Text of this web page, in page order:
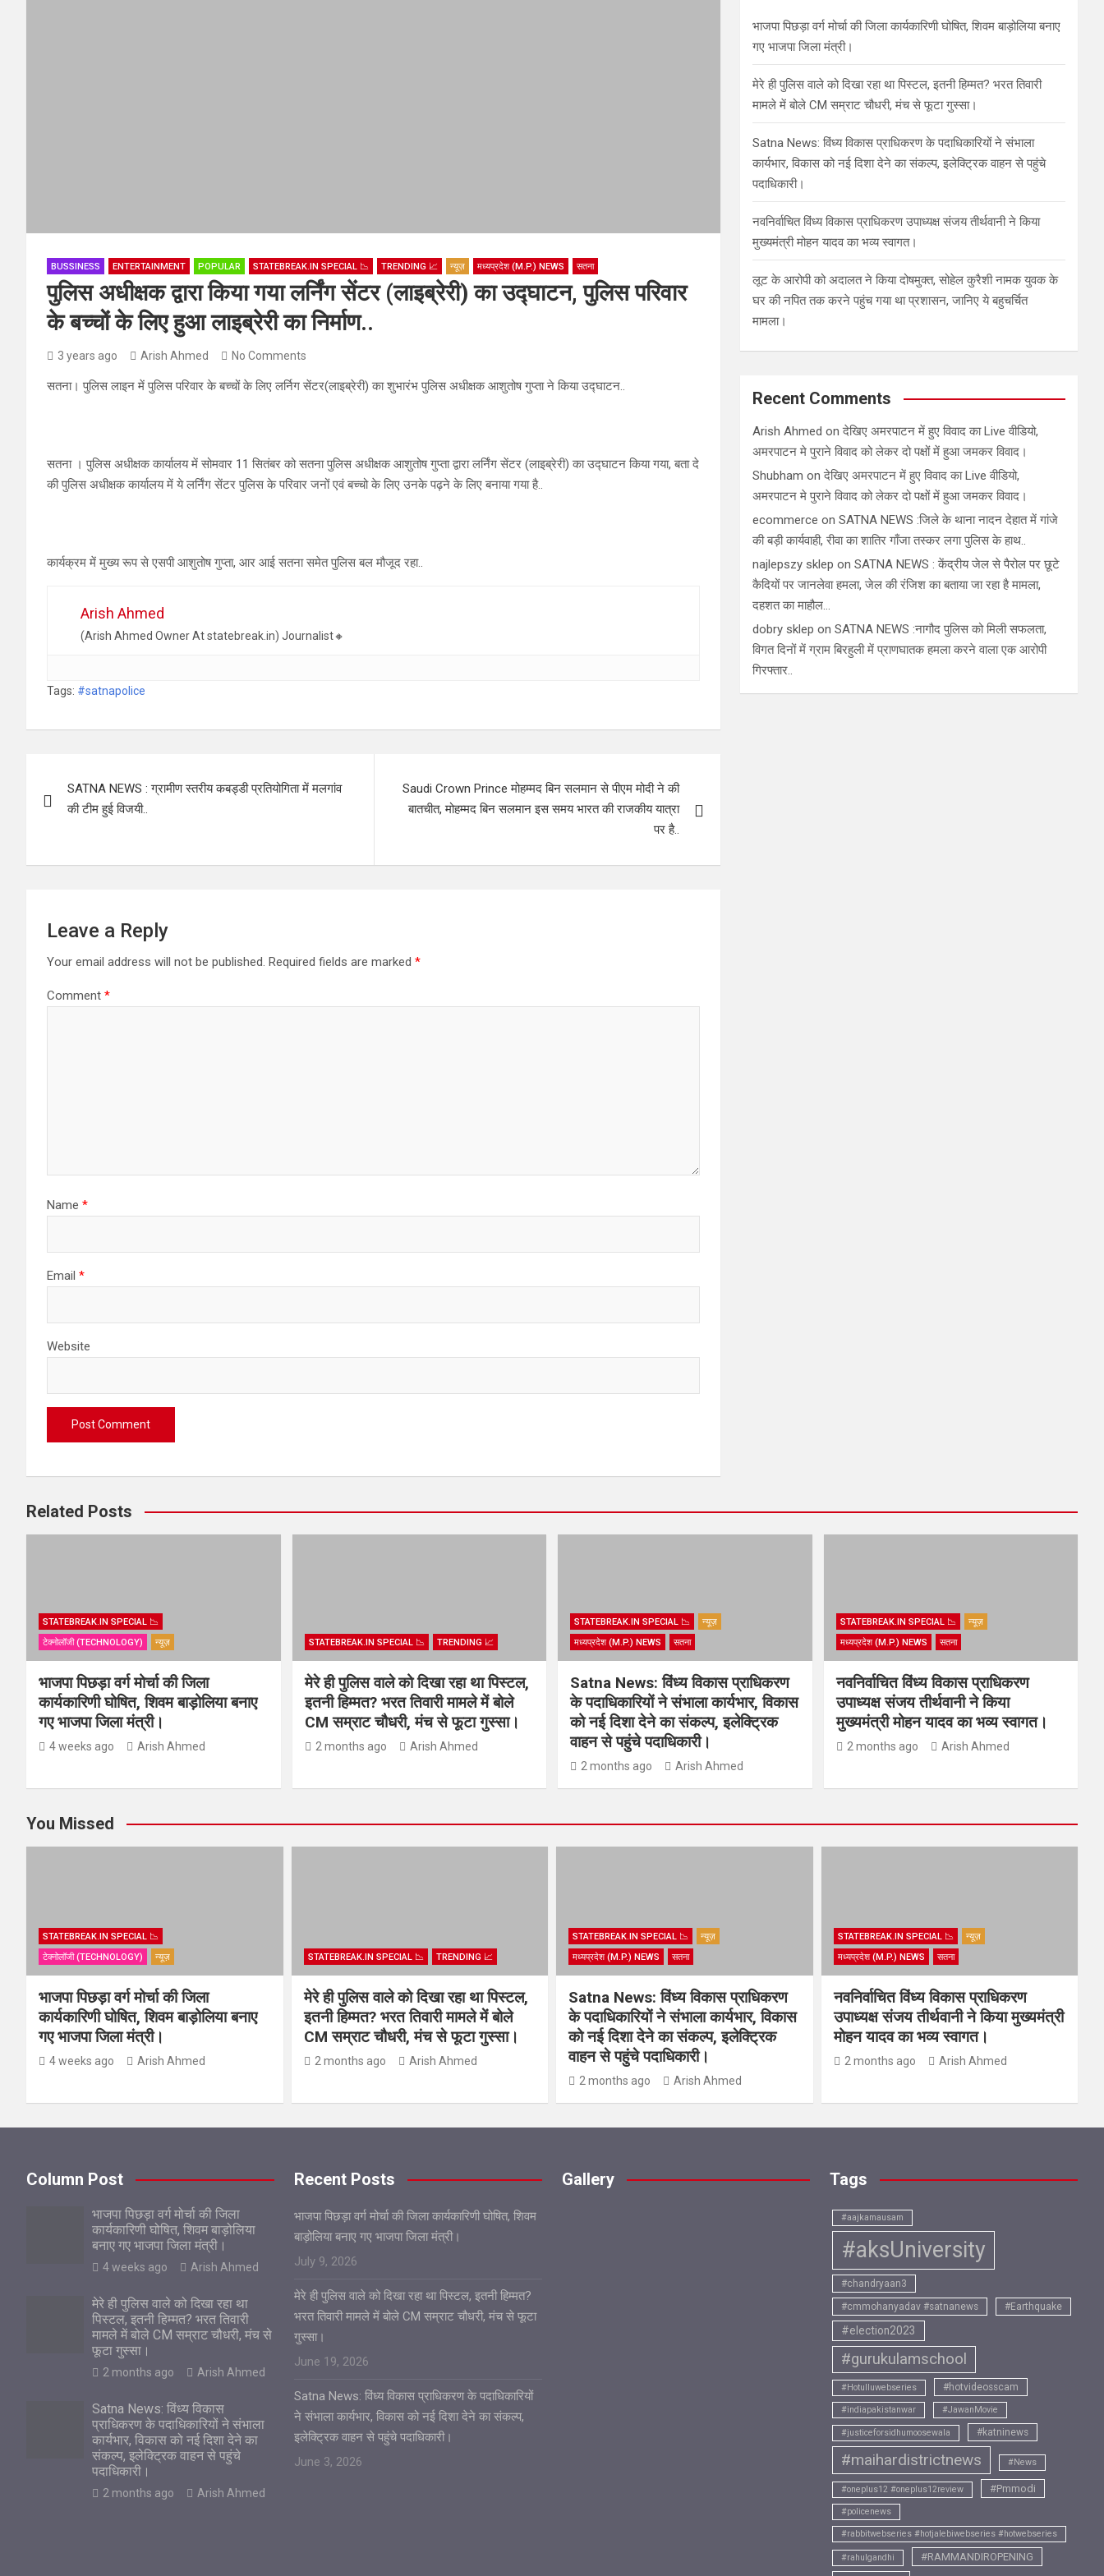
BUSSINESS ENTERTAINMENT POPULAR STATEBREAK.IN SPECIAL 📉 TRENDING 📈 न्यूज़ मध्यप्रदेश (M.P.) NEWS सतना
पुलिस अधीक्षक द्वारा किया गया लर्निंग सेंटर (लाइब्रेरी) का उद्घाटन, पुलिस परिवार
के बच्चों के लिए हुआ लाइब्रेरी का निर्माण..
3 years ago Arish Ahmed No Comments
सतना। पुलिस लाइन में पुलिस परिवार के बच्चों के लिए लर्निग सेंटर(लाइब्रेरी) का शुभारंभ पुलिस अधीक्षक आशुतोष गुप्ता ने किया उद्घाटन..
सतना । पुलिस अधीक्षक कार्यालय में सोमवार 11 सितंबर को सतना पुलिस अधीक्षक आशुतोष गुप्ता द्वारा लर्निंग सेंटर (लाइब्रेरी) का उद्घाटन किया गया, बता दे
की पुलिस अधीक्षक कार्यालय में ये लर्निंग सेंटर पुलिस के परिवार जनों एवं बच्चो के लिए उनके पढ़ने के लिए बनाया गया है..
कार्यक्रम में मुख्य रूप से एसपी आशुतोष गुप्ता, आर आई सतना समेत पुलिस बल मौजूद रहा..
Arish Ahmed
(Arish Ahmed Owner At statebreak.in) Journalist🔸
Tags: #satnapolice
navigation
SATNA NEWS : ग्रामीण स्तरीय कबड्डी प्रतियोगिता में मलगांव
की टीम हुई विजयी..
Saudi Crown Prince मोहम्मद बिन सलमान से पीएम मोदी ने की
बातचीत, मोहम्मद बिन सलमान इस समय भारत की राजकीय यात्रा
पर है..
Leave a Reply
Your email address will not be published. Required fields are marked *
Comment *
Name *
Email *
Website
भाजपा पिछड़ा वर्ग मोर्चा की जिला कार्यकारिणी घोषित, शिवम बाड़ोलिया बनाए
गए भाजपा जिला मंत्री।
मेरे ही पुलिस वाले को दिखा रहा था पिस्टल, इतनी हिम्मत? भरत तिवारी
मामले में बोले CM सम्राट चौधरी, मंच से फूटा गुस्सा।
Satna News: विंध्य विकास प्राधिकरण के पदाधिकारियों ने संभाला
कार्यभार, विकास को नई दिशा देने का संकल्प, इलेक्ट्रिक वाहन से पहुंचे
पदाधिकारी।
नवनिर्वाचित विंध्य विकास प्राधिकरण उपाध्यक्ष संजय तीर्थवानी ने किया
मुख्यमंत्री मोहन यादव का भव्य स्वागत।
लूट के आरोपी को अदालत ने किया दोषमुक्त, सोहेल कुरैशी नामक युवक के
घर की नपित तक करने पहुंच गया था प्रशासन, जानिए ये बहुचर्चित
मामला।
Recent Comments
Arish Ahmed onदेखिए अमरपाटन में हुए विवाद का Live वीडियो,
अमरपाटन मे पुराने विवाद को लेकर दो पक्षों में हुआ जमकर विवाद।
Shubham onदेखिए अमरपाटन में हुए विवाद का Live वीडियो,
अमरपाटन मे पुराने विवाद को लेकर दो पक्षों में हुआ जमकर विवाद।
ecommerce onSATNA NEWS :जिले के थाना नादन देहात में गांजे
की बड़ी कार्यवाही, रीवा का शातिर गाँजा तस्कर लगा पुलिस के हाथ..
najlepszy sklep onSATNA NEWS : केंद्रीय जेल से पैरोल पर छूटे
कैदियों पर जानलेवा हमला, जेल की रंजिश का बताया जा रहा है मामला,
दहशत का माहौल…
dobry sklep onSATNA NEWS :नागौद पुलिस को मिली सफलता,
विगत दिनों में ग्राम बिरहुली में प्राणघातक हमला करने वाला एक आरोपी
गिरफ्तार..
Related Posts
STATEBREAK.IN SPECIAL 📉
टेक्नोलॉजी (TECHNOLOGY)
न्यूज़
भाजपा पिछड़ा वर्ग मोर्चा की जिला
कार्यकारिणी घोषित, शिवम बाड़ोलिया बनाए
गए भाजपा जिला मंत्री।
4 weeks ago Arish Ahmed
STATEBREAK.IN SPECIAL 📉 TRENDING 📈
मेरे ही पुलिस वाले को दिखा रहा था पिस्टल,
इतनी हिम्मत? भरत तिवारी मामले में बोले
CM सम्राट चौधरी, मंच से फूटा गुस्सा।
2 months ago Arish Ahmed
STATEBREAK.IN SPECIAL 📉
न्यूज़
मध्यप्रदेश (M.P.) NEWS
सतना
Satna News: विंध्य विकास प्राधिकरण
के पदाधिकारियों ने संभाला कार्यभार, विकास
को नई दिशा देने का संकल्प, इलेक्ट्रिक
वाहन से पहुंचे पदाधिकारी।
2 months ago Arish Ahmed
STATEBREAK.IN SPECIAL 📉
न्यूज़
मध्यप्रदेश (M.P.) NEWS
सतना
नवनिर्वाचित विंध्य विकास प्राधिकरण
उपाध्यक्ष संजय तीर्थवानी ने किया
मुख्यमंत्री मोहन यादव का भव्य स्वागत।
2 months ago Arish Ahmed
You Missed
STATEBREAK.IN SPECIAL 📉
टेक्नोलॉजी (TECHNOLOGY)
न्यूज़
भाजपा पिछड़ा वर्ग मोर्चा की जिला
कार्यकारिणी घोषित, शिवम बाड़ोलिया बनाए
गए भाजपा जिला मंत्री।
4 weeks ago Arish Ahmed
STATEBREAK.IN SPECIAL 📉 TRENDING 📈
मेरे ही पुलिस वाले को दिखा रहा था पिस्टल,
इतनी हिम्मत? भरत तिवारी मामले में बोले
CM सम्राट चौधरी, मंच से फूटा गुस्सा।
2 months ago Arish Ahmed
STATEBREAK.IN SPECIAL 📉
न्यूज़
मध्यप्रदेश (M.P.) NEWS
सतना
Satna News: विंध्य विकास प्राधिकरण
के पदाधिकारियों ने संभाला कार्यभार, विकास
को नई दिशा देने का संकल्प, इलेक्ट्रिक
वाहन से पहुंचे पदाधिकारी।
2 months ago Arish Ahmed
STATEBREAK.IN SPECIAL 📉
न्यूज़
मध्यप्रदेश (M.P.) NEWS
सतना
नवनिर्वाचित विंध्य विकास प्राधिकरण
उपाध्यक्ष संजय तीर्थवानी ने किया मुख्यमंत्री
मोहन यादव का भव्य स्वागत।
2 months ago Arish Ahmed
Column Post
भाजपा पिछड़ा वर्ग मोर्चा की जिला
कार्यकारिणी घोषित, शिवम बाड़ोलिया
बनाए गए भाजपा जिला मंत्री।
4 weeks ago Arish Ahmed
मेरे ही पुलिस वाले को दिखा रहा था
पिस्टल, इतनी हिम्मत? भरत तिवारी
मामले में बोले CM सम्राट चौधरी, मंच से
फूटा गुस्सा।
2 months ago Arish Ahmed
Satna News: विंध्य विकास
प्राधिकरण के पदाधिकारियों ने संभाला
कार्यभार, विकास को नई दिशा देने का
संकल्प, इलेक्ट्रिक वाहन से पहुंचे
पदाधिकारी।
2 months ago Arish Ahmed
Recent Posts
भाजपा पिछड़ा वर्ग मोर्चा की जिला कार्यकारिणी घोषित, शिवम
बाड़ोलिया बनाए गए भाजपा जिला मंत्री।
July 9, 2026
मेरे ही पुलिस वाले को दिखा रहा था पिस्टल, इतनी हिम्मत?
भरत तिवारी मामले में बोले CM सम्राट चौधरी, मंच से फूटा
गुस्सा।
June 19, 2026
Satna News: विंध्य विकास प्राधिकरण के पदाधिकारियों
ने संभाला कार्यभार, विकास को नई दिशा देने का संकल्प,
इलेक्ट्रिक वाहन से पहुंचे पदाधिकारी।
June 3, 2026
Gallery Tags
#aajkamausam
#aksUniversity
#chandryaan3
#cmmohanyadav #satnanews
#Earthquake
#election2023
#gurukulamschool
#Hotulluwebseries #hotvideosscam
#indiapakistanwar #JawanMovie
#justiceforsidhumoosewala #katninews
#maihardistrictnews #News
#oneplus12 #oneplus12review #Pmmodi
#policenews
#rabbitwebseries #hotjalebiwebseries #hotwebseries
#rahulgandhi #RAMMANDIROPENING